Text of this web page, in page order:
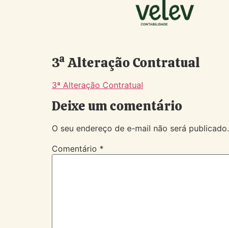
3ª Alteração Contratual
3ª Alteração Contratual
Deixe um comentário
O seu endereço de e-mail não será publicado.
Comentário *